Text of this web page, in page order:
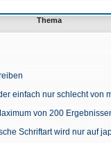
Thema
einfach nur schlecht von
von 200
Schriftart wird nur auf